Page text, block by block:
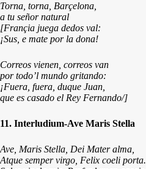
Torna, torna, Barçelona,
a tu señor natural
[Françia juega dedos val:
¡Sus, e mate por la dona!
Correos vienen, correos van
por todo’l mundo gritando:
¡Fuera, fuera, duque Juan,
que es casado el Rey Fernando/]
11. Interludium-Ave Maris Stella
Ave, Maris Stella, Dei Mater alma,
Atque semper virgo, Felix coeli porta.